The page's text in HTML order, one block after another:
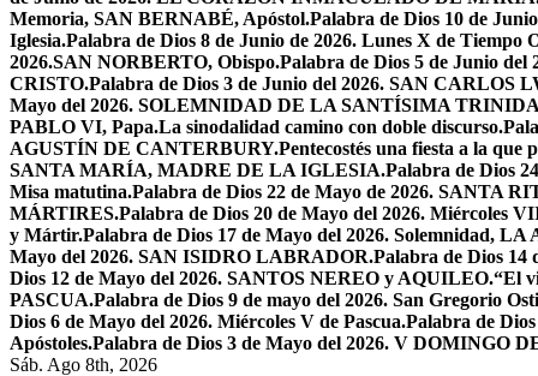
Memoria, SAN BERNABÉ, Apóstol.Palabra de Dios 10 de
Iglesia.Palabra de Dios 8 de Junio de 2026. Lunes X de Tiempo
2026.SAN NORBERTO, Obispo.Palabra de Dios 5 de Junio
CRISTO.Palabra de Dios 3 de Junio del 2026. SAN CARLOS
Mayo del 2026. SOLEMNIDAD DE LA SANTÍSIMA
PABLO VI, Papa.La sinodalidad camino con doble discurso.
AGUSTÍN DE CANTERBURY.Pentecostés una fiesta a la que
SANTA MARÍA, MADRE DE LA IGLESIA.Palabra de Dios
Misa matutina.Palabra de Dios 22 de Mayo de 2026. SANTA
MÁRTIRES.Palabra de Dios 20 de Mayo del 2026. Miércoles
y Mártir.Palabra de Dios 17 de Mayo del 2026. Solemnidad,
Mayo del 2026. SAN ISIDRO LABRADOR.Palabra de Dios 14
Dios 12 de Mayo del 2026. SANTOS NEREO y AQUILEO.“El
PASCUA.Palabra de Dios 9 de mayo del 2026. San Gregorio
Dios 6 de Mayo del 2026. Miércoles V de Pascua.Palabra de
Apóstoles.Palabra de Dios 3 de Mayo del 2026. V DOMINGO
Sáb. Ago 8th, 2026